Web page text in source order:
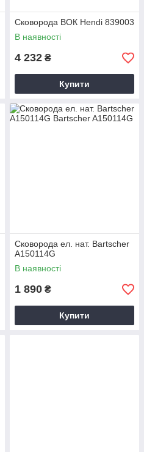
Сковорода ВОК Hendi 839003
В наявності
4 232 ₴
Купити
Сковорода ел. нат. Bartscher
A150114G
В наявності
1 890 ₴
Купити